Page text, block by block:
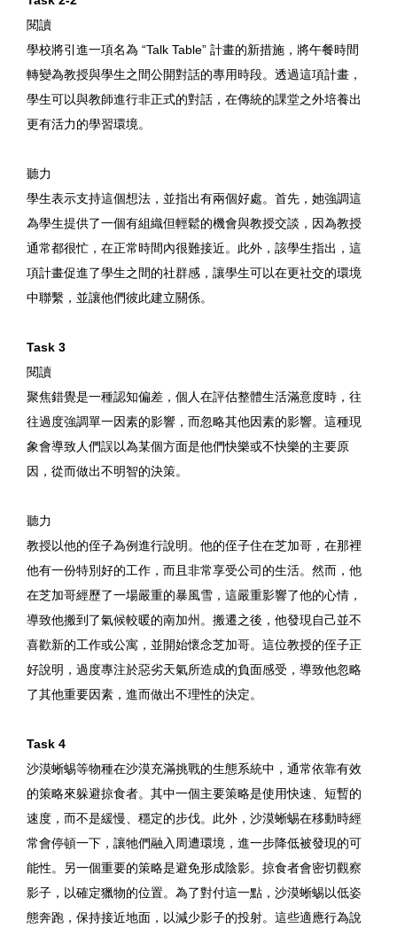
閱讀
學校將引進一項名為 “Talk Table” 計畫的新措施，將午餐時間
轉變為教授與學生之間公開對話的專用時段。透過這項計畫，
學生可以與教師進行非正式的對話，在傳統的課堂之外培養出
更有活力的學習環境。
聽力
學生表示支持這個想法，並指出有兩個好處。首先，她強調這
為學生提供了一個有組織但輕鬆的機會與教授交談，因為教授
通常都很忙，在正常時間內很難接近。此外，該學生指出，這
項計畫促進了學生之間的社群感，讓學生可以在更社交的環境
中聯繫，並讓他們彼此建立關係。
Task 3
閱讀
聚焦錯覺是一種認知偏差，個人在評估整體生活滿意度時，往
往過度強調單一因素的影響，而忽略其他因素的影響。這種現
象會導致人們誤以為某個方面是他們快樂或不快樂的主要原
因，從而做出不明智的決策。
聽力
教授以他的侄子為例進行說明。他的侄子住在芝加哥，在那裡
他有一份特別好的工作，而且非常享受公司的生活。然而，他
在芝加哥經歷了一場嚴重的暴風雪，這嚴重影響了他的心情，
導致他搬到了氣候較暖的南加州。搬遷之後，他發現自己並不
喜歡新的工作或公寓，並開始懷念芝加哥。這位教授的侄子正
好說明，過度專注於惡劣天氣所造成的負面感受，導致他忽略
了其他重要因素，進而做出不理性的決定。
Task 4
沙漠蜥蜴等物種在沙漠充滿挑戰的生態系統中，通常依靠有效
的策略來躲避掠食者。其中一個主要策略是使用快速、短暫的
速度，而不是緩慢、穩定的步伐。此外，沙漠蜥蜴在移動時經
常會停頓一下，讓牠們融入周遭環境，進一步降低被發現的可
能性。另一個重要的策略是避免形成陰影。掠食者會密切觀察
影子，以確定獵物的位置。為了對付這一點，沙漠蜥蜴以低姿
態奔跑，保持接近地面，以減少影子的投射。這些適應行為說